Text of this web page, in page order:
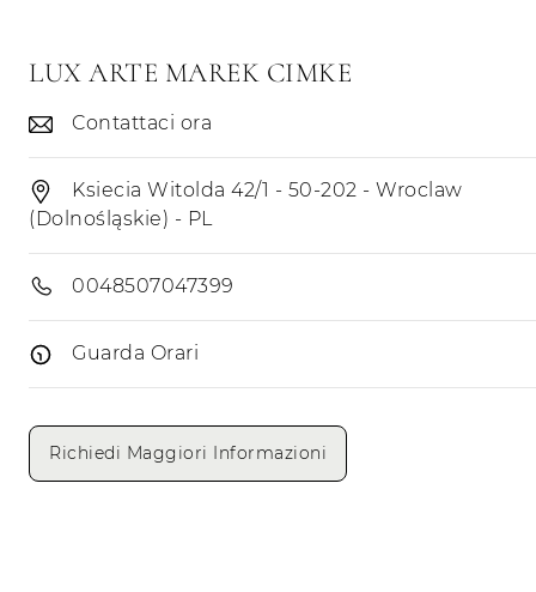
LUX ARTE MAREK CIMKE
Contattaci ora
Ksiecia Witolda 42/1 - 50-202 - Wroclaw
(Dolnośląskie) - PL
0048507047399
Guarda Orari
Lunedì
Richiedi Maggiori Informazioni